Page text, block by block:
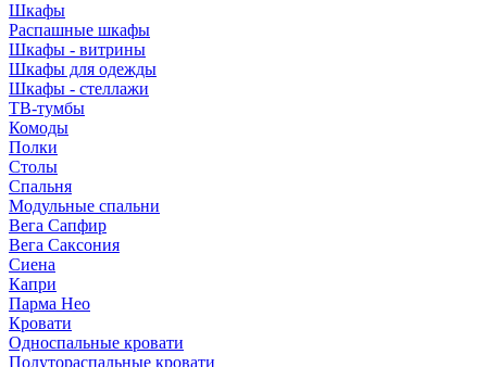
Шкафы
Распашные шкафы
Шкафы - витрины
Шкафы для одежды
Шкафы - стеллажи
ТВ-тумбы
Комоды
Полки
Столы
Спальня
Модульные спальни
Вега Сапфир
Вега Саксония
Сиена
Капри
Парма Нео
Кровати
Односпальные кровати
Полутораспальные кровати